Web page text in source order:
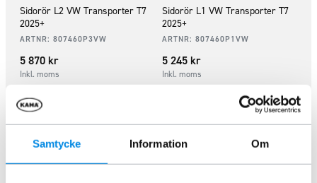
Samtycke Information Om
Sidorör L2 VW Transporter T7
2025+
ARTNR: 807460P3VW
5 870 kr
Inkl. moms
Lägg i varukorg
Sidorör L1 VW Transporter T7
2025+
ARTNR: 807460P1VW
5 245 kr
Inkl. moms
Lägg i varukorg